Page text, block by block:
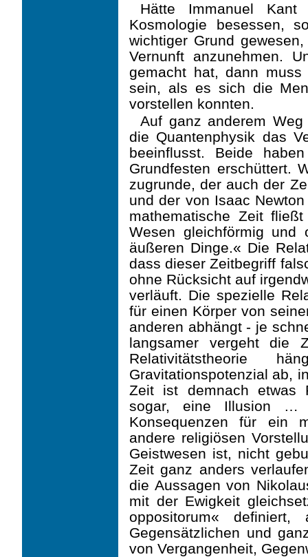
Hätte Immanuel
Kosmologie besessen,
wichtiger Grund
Vernunft anzu­nehmen.
gemacht hat, dann
sein, als es sich die
vorstellen konnten.
Auf ganz anderem
die Quantenphysik das
beeinflusst. Beide
Grundfesten erschüttert.
zugrunde, der auch der
und der von Isaac
mathematische Zeit
Wesen gleichförmig und
äußeren Dinge.« Die
dass dieser Zeitbegriff
ohne Rücksicht auf
verläuft. Die spezielle
für einen Körper von
anderen abhängt - je
langsamer vergeht die
Relativitätstheorie
Gravitationspotenzial ab,
Zeit ist demnach etwas
sogar, eine Illusion …
Konsequenzen für ein
andere religiösen
Geistwesen ist, nicht
Zeit ganz anders
die Aussagen von
mit der Ewigkeit
oppositorum«
Gegensätzlichen und
von Vergangenheit,